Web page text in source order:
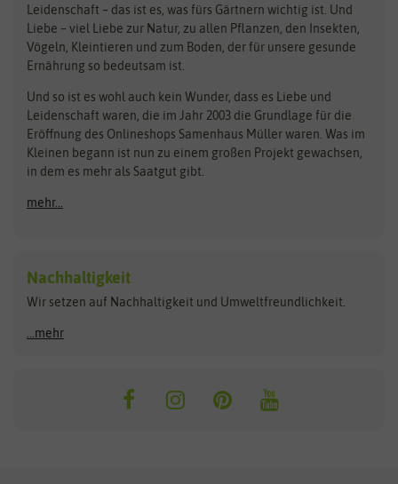
Obstsamen
Pilzbrut
Rasensamen
Steckzwiebeln
Zimmer & Kübelpflanzen
Kataloge
Schnäppchen
Anzucht & Gartenzubehör
Anzuchtschalen
Heizmatte & Heizkabel
Kokos-Quelltabletten
Zimmergewächshaus
Bingenheimer Saatgut
Bionana
BIOWOL
Blumicorn
Bûten Birds
Carl Pabst
Dürr-Samen
Feldsaaten Freudenberger
Fertil
Flora Elite
Florissa
Flortis
Franchi Sementi
Hortitops
JUB Holland
Leidenschaft – das ist es, was fürs Gärtnern wichtig ist. Und
Liebe – viel Liebe zur Natur, zu allen Pflanzen, den Insekten,
Vögeln, Kleintieren und zum Boden, der für unsere gesunde
Ernährung so bedeutsam ist.
Und so ist es wohl auch kein Wunder, dass es Liebe und
Leidenschaft waren, die im Jahr 2003 die Grundlage für die
Eröffnung des Onlineshops Samenhaus Müller waren. Was im
Kleinen begann ist nun zu einem großen Projekt gewachsen,
in dem es mehr als Saatgut gibt.
mehr...
Nachhaltigkeit
Wir setzen auf Nachhaltigkeit und Umweltfreundlichkeit.
...mehr